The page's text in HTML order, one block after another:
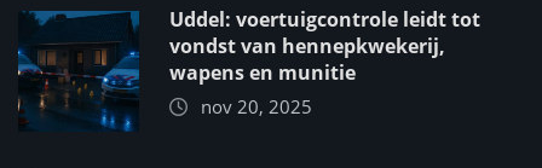
Uddel: voertuigcontrole leidt tot
vondst van hennepkwekerij,
wapens en munitie
nov 20, 2025